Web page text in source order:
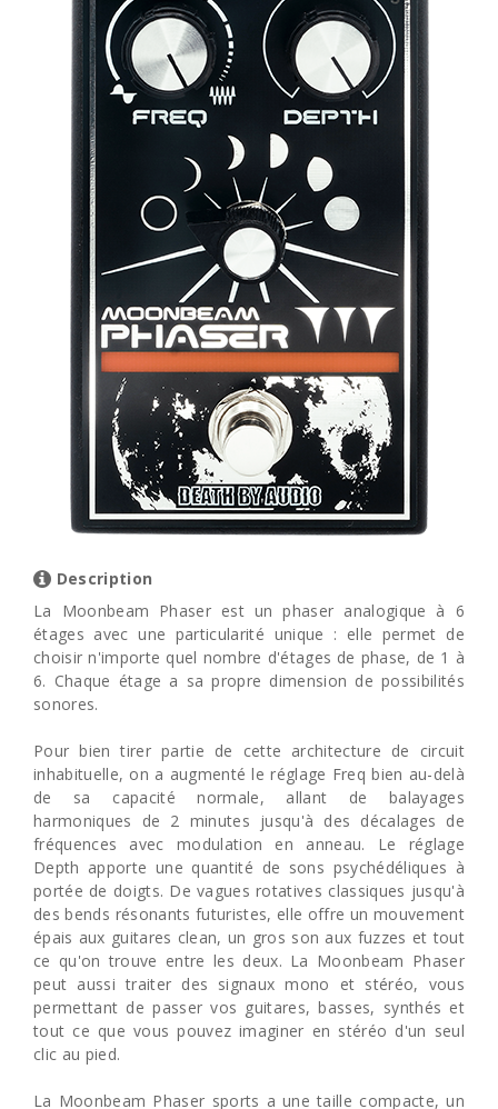
Description
La Moonbeam Phaser est un phaser analogique à 6
étages avec une particularité unique : elle permet de
choisir n'importe quel nombre d'étages de phase, de 1 à
6. Chaque étage a sa propre dimension de possibilités
sonores.
Pour bien tirer partie de cette architecture de circuit
inhabituelle, on a augmenté le réglage Freq bien au-delà
de sa capacité normale, allant de balayages
harmoniques de 2 minutes jusqu'à des décalages de
fréquences avec modulation en anneau. Le réglage
Depth apporte une quantité de sons psychédéliques à
portée de doigts. De vagues rotatives classiques jusqu'à
des bends résonants futuristes, elle offre un mouvement
épais aux guitares clean, un gros son aux fuzzes et tout
ce qu'on trouve entre les deux. La Moonbeam Phaser
peut aussi traiter des signaux mono et stéréo, vous
permettant de passer vos guitares, basses, synthés et
tout ce que vous pouvez imaginer en stéréo d'un seul
clic au pied.
La Moonbeam Phaser sports a une taille compacte, un